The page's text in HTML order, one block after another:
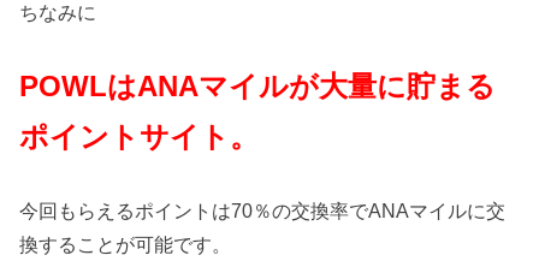
ちなみに
POWLはANAマイルが大量に貯まる
ポイントサイト。
今回もらえるポイントは70％の交換率でANAマイルに交
換することが可能です。